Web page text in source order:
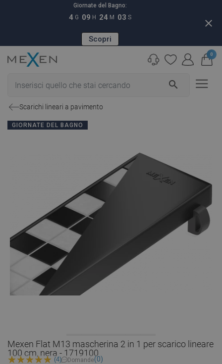
Giornate del Bagno:
4 G 09 H 24 M 02 S
Scopri
close
search
0
Scarichi lineari a pavimento
GIORNATE DEL BAGNO
Mexen Flat M13 mascherina 2 in 1 per scarico lineare
100 cm, nera - 1719100
(4) Domande(0)